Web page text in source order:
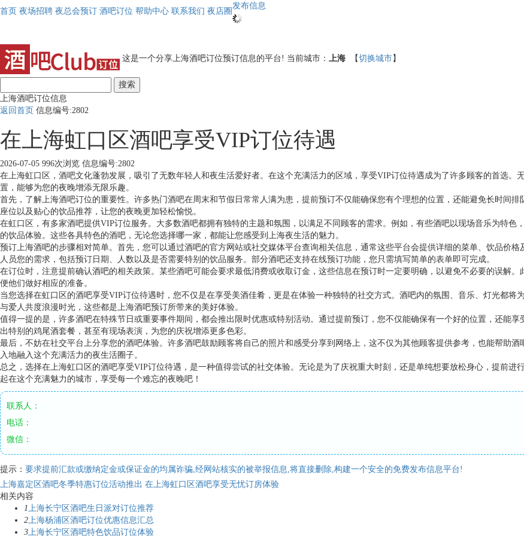
首页 夜场招聘 夜总会预订 酒吧订位 帮助中心 联系我们 夜店圈
发布信息
这是一个分享上海酒吧订位预订信息的平台! 当前城市： 上海 【切换城市】
搜索
上海酒吧订位信息
返回首页 信息编号:2802
在上海虹口区酒吧享受VIP订位待遇
2026-07-05 996次浏览 信息编号:2802
在上海虹口区，酒吧文化蓬勃发展，吸引了无数年轻人和夜生活爱好者。在这个充满活力的区域，享受VIP订位待遇成为了许多顾客的首选
置，能够为您的夜晚增添无限乐趣。
首先，了解上海酒吧订位的重要性。许多热门酒吧在周末和节假日常常人满为患，提前预订不仅能确保您有个理想的位置，还能避免长时间
座位以及贴心的饮品推荐，让您的夜晚更加轻松愉悦。
在虹口区，有多家酒吧提供VIP订位服务。大多数酒吧都拥有独特的主题和氛围，以满足不同顾客的需求。例如，有些酒吧以现场音乐为特
的饮品体验。这些各具特色的酒吧，无论您选择哪一家，都能让您感受到上海夜生活的魅力。
预订上海酒吧的步骤相对简单。首先，您可以通过酒吧的官方网站或社交媒体平台查询相关信息，通常这些平台会提供详细的菜单、饮品价
人员您的需求，包括预订日期、人数以及是否需要特别的饮品服务。部分酒吧还支持在线预订功能，您只需填写简单的表单即可完成。
在订位时，注意提前确认酒吧的相关政策。某些酒吧可能会要求最低消费或收取订金，这些信息在预订时一定要明确，以避免不必要的误解
便他们做好相应的准备。
当您选择在虹口区的酒吧享受VIP订位待遇时，您不仅是在享受美酒佳肴，更是在体验一种独特的社交方式。酒吧内的氛围、音乐、灯光都
与爱人共度浪漫时光，这些都是上海酒吧预订所带来的美好体验。
值得一提的是，许多酒吧在特殊节日或重要事件期间，都会推出限时优惠或特别活动。通过提前预订，您不仅能确保有一个好的位置，还能
出特别的鸡尾酒套餐，甚至有现场表演，为您的庆祝增添更多色彩。
最后，不妨在社交平台上分享您的酒吧体验。许多酒吧鼓励顾客将自己的照片和感受分享到网络上，这不仅为其他顾客提供参考，也能帮助
入地融入这个充满活力的夜生活圈子。
总之，选择在上海虹口区的酒吧享受VIP订位待遇，是一种值得尝试的社交体验。无论是为了庆祝重大时刻，还是单纯想要放松身心，提前
起在这个充满魅力的城市，享受每一个难忘的夜晚吧！
联系人：
电话：
微信：
提示： 要求提前汇款或缴纳定金或保证金的均属诈骗,经网站核实的被举报信息,将直接删除,构建一个安全的免费发布信息平台!
上海嘉定区酒吧冬季特惠订位活动推出 在上海虹口区酒吧享受无忧订房体验
相关内容
1上海长宁区酒吧生日派对订位推荐
2上海杨浦区酒吧订位优惠信息汇总
3上海长宁区酒吧特色饮品订位体验